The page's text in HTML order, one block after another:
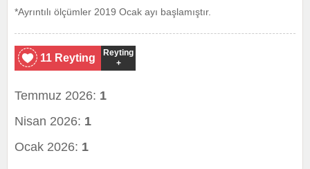
*Ayrıntılı ölçümler 2019 Ocak ayı başlamıştır.
11 Reyting
Reyting
+
Temmuz 2026: 1
Nisan 2026: 1
Ocak 2026: 1